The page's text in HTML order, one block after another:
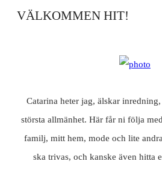
VÄLKOMMEN HIT!
Catarina heter jag, älskar
största allmänhet. Här får ni följa
familj, mitt hem, mode och lite
ska trivas, och kanske även hitta